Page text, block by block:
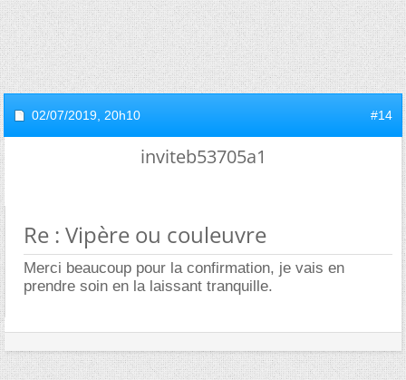
02/07/2019, 20h10 #14
inviteb53705a1
Re : Vipère ou couleuvre
Merci beaucoup pour la confirmation, je vais en
prendre soin en la laissant tranquille.